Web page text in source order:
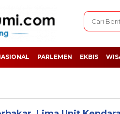
PARLEMEN EKBIS